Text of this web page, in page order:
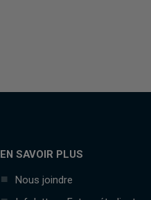
EN SAVOIR PLUS
Nous joindre